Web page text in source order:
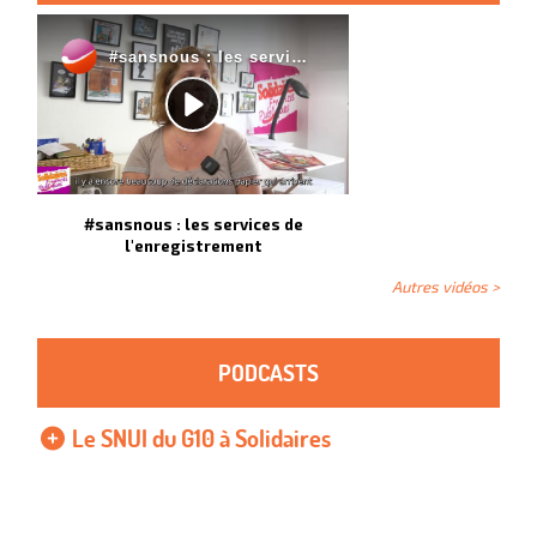
#sansnous : les services de
l'enregistrement
Autres vidéos >
PODCASTS
Le SNUI du G10 à Solidaires